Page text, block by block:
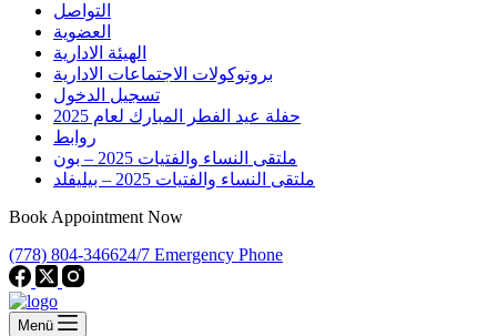
التواصل
العضوية
الهيئة الادارية
بروتوكولات الاجتماعات الادارية
تسجيل الدخول
حفلة عيد الفطر المبارك لعام 2025
روابط
ملتقى النساء والفتيات 2025 – بون
ملتقى النساء والفتيات 2025 – بيليفلد
Book Appointment Now
(778) 804-346624/7 Emergency Phone
Menü